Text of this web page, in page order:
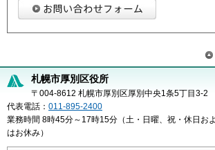
札幌市厚別区役所
〒004-8612 札幌市厚別区厚別中央1条5丁目3-2
代表電話： 011-895-2400
業務時間 8時45分～17時15分（土・日曜、祝・休日お
はお休み）